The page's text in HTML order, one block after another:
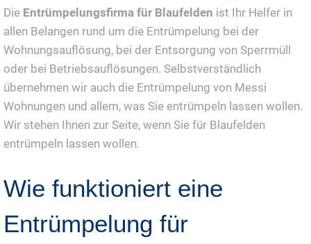
Die Entrümpelungsfirma für Blaufelden ist Ihr Helfer in
allen Belangen rund um die Entrümpelung bei der
Wohnungsauflösung, bei der Entsorgung von Sperrmüll
oder bei Betriebsauflösungen. Selbstverständlich
übernehmen wir auch die Entrümpelung von Messi
Wohnungen und allem, was Sie entrümpeln lassen wollen.
Wir stehen Ihnen zur Seite, wenn Sie für Blaufelden
entrümpeln lassen wollen.
Wie funktioniert eine
Entrümpelung für